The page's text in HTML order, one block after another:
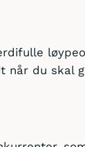
når du skal